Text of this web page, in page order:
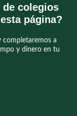
de colegios
página?
a
y dinero en tu